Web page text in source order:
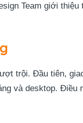
Team giới
trội. Đầu tiên,
và desktop. Điều